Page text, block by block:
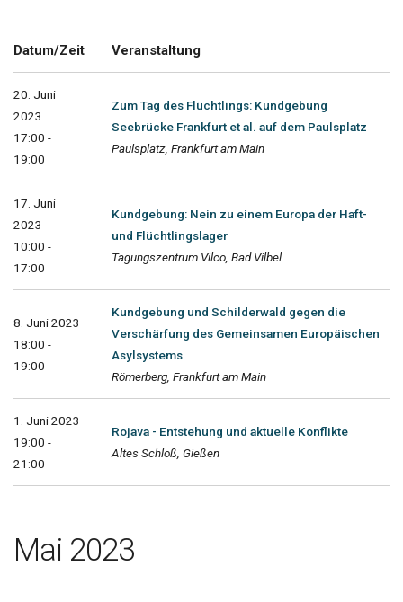
Datum/Zeit Veranstaltung
20. Juni
2023
17:00 -
19:00
Zum Tag des Flüchtlings: Kundgebung
Seebrücke Frankfurt et al. auf dem Paulsplatz
Paulsplatz, Frankfurt am Main
17. Juni
2023
10:00 -
17:00
Kundgebung: Nein zu einem Europa der Haft-
und Flüchtlingslager
Tagungszentrum Vilco, Bad Vilbel
8. Juni 2023
18:00 -
19:00
Kundgebung und Schilderwald gegen die
Verschärfung des Gemeinsamen Europäischen
Asylsystems
Römerberg, Frankfurt am Main
1. Juni 2023
19:00 -
21:00
Rojava - Entstehung und aktuelle Konflikte
Altes Schloß, Gießen
Mai 2023